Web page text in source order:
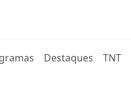
Destaques TNT